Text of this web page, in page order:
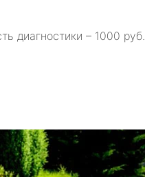
диагностики – 1000 руб.